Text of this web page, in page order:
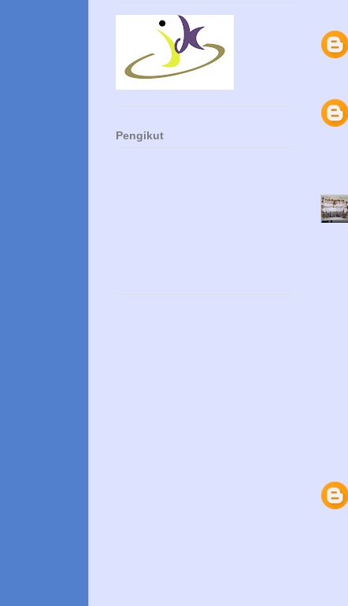
Pengikut